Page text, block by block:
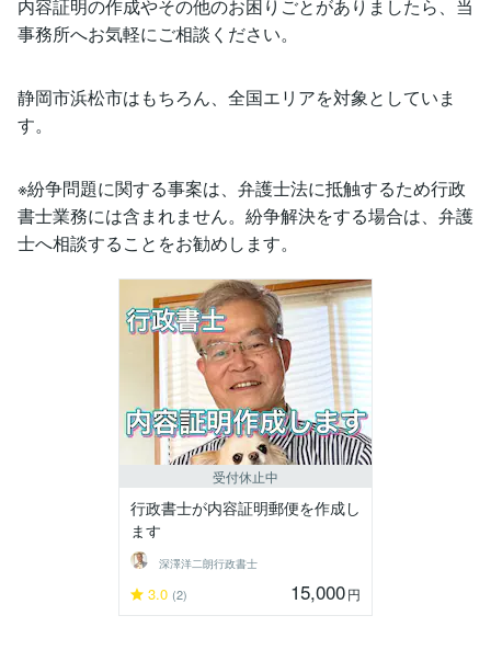
内容証明の作成やその他のお困りごとがありましたら、当
事務所へお気軽にご相談ください。
静岡市浜松市はもちろん、全国エリアを対象としていま
す。
※紛争問題に関する事案は、弁護士法に抵触するため行政
書士業務には含まれません。紛争解決をする場合は、弁護
士へ相談することをお勧めします。
受付休止中
行政書士が内容証明郵便を作成し
ます
深澤洋二朗行政書士
3.0 (2) 15,000円